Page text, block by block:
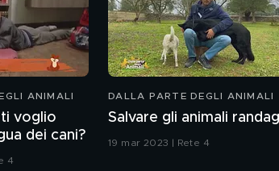
ANIMALI
voglio
dei cani?
4
DALLA PARTE DEGLI ANIMALI
Salvare gli animali
19 mar 2023 | Rete 4